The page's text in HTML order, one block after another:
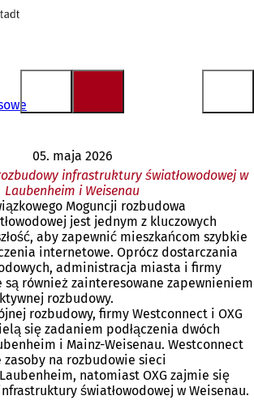
05. maja 2026
infrastruktury światłowodowej w
Laubenheim i Weisenau
Moguncji rozbudowa
jest jednym z kluczowych
aby zapewnić mieszkańcom szybkie
internetowe. Oprócz dostarczania
administracja miasta i firmy
również zainteresowane zapewnieniem
rozbudowy.
rozbudowy, firmy Westconnect i OXG
się zadaniem podłączenia dwóch
i Mainz-Weisenau. Westconnect
zasoby na rozbudowie sieci
natomiast OXG zajmie się
światłowodowej w Weisenau.